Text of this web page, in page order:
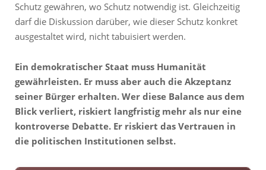
Schutz gewähren, wo Schutz notwendig ist. Gleichzeitig
darf die Diskussion darüber, wie dieser Schutz konkret
ausgestaltet wird, nicht tabuisiert werden.
Ein demokratischer Staat muss Humanität
gewährleisten. Er muss aber auch die Akzeptanz
seiner Bürger erhalten. Wer diese Balance aus dem
Blick verliert, riskiert langfristig mehr als nur eine
kontroverse Debatte. Er riskiert das Vertrauen in
die politischen Institutionen selbst.